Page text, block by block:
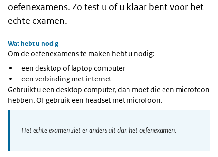
oefenexamens. Zo test u of u klaar bent voor het
echte examen.
Wat hebt u nodig
Om de oefenexamens te maken hebt u nodig:
een desktop of laptop computer
een verbinding met internet
Gebruikt u een desktop computer, dan moet die een microfoon
hebben. Of gebruik een headset met microfoon.
Het echte examen ziet er anders uit dan het oefenexamen.